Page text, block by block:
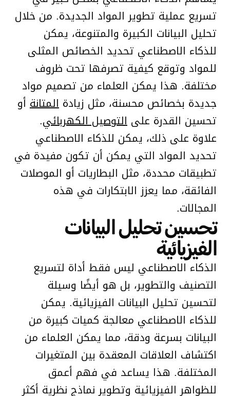
تسريع عملية تطوير المواد الجديدة. من خلال
تحليل البيانات الكبيرة والمتنوعة، يمكن
للذكاء الاصطناعي تحديد الخصائص المثلى
للمواد وتوقع كيفية تصرفها تحت ظروف
مختلفة. هذا يمكن العلماء من تصميم مواد
جديدة بخصائص محسنة، مثل زيادةالمتانة أو
تحسين القدرة علىالتوصيل الكهربائي.
علاوة على ذلك، يمكن للذكاء الاصطناعي
تحديد المواد التي يمكن أن تكون مفيدة في
تطبيقات محددة، مثل البطاريات أو الموصلات
الفائقة، مما يعزز الابتكارات في هذه
المجالات.
تحسين تحليل البيانات
الفيزيائية
الذكاء الاصطناعي ليس فقط أداة لتسريع
التصنيف والتطوير، بل هو أيضًا وسيلة
لتحسين تحليل البيانات الفيزيائية. يمكن
للذكاء الاصطناعي معالجة كميات كبيرة من
البيانات بسرعة ودقة، مما يمكن العلماء من
اكتشاف العلاقات المعقدة بين المتغيرات
المختلفة. هذا يساعد في فهم أعمق
للظواهر الفيزيائية وتطوير نماذج نظرية أكثر